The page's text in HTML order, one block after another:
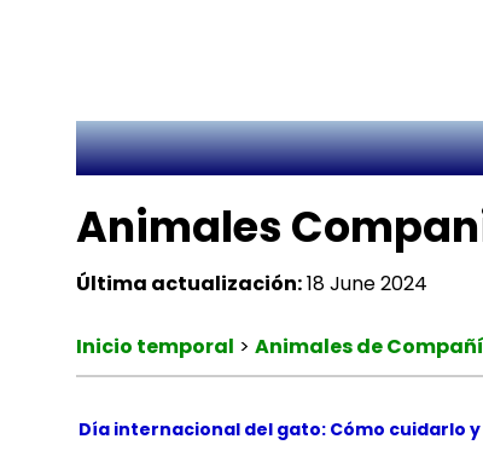
Animales
Última actualización:18 June 2024
Inicio temporal > Animales de
Día internacional del gato: Cómo cuidarlo